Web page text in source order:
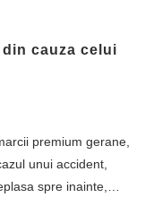
cauza celui
premium gerane,
unui accident,
spre inainte,…